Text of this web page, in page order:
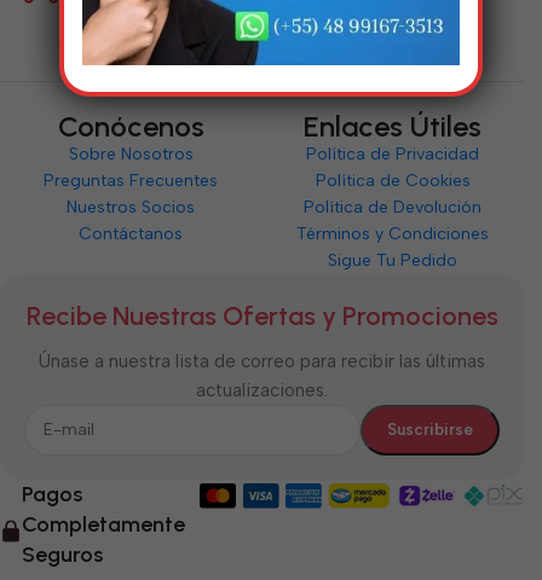
Conócenos
Sobre Nosotros
Preguntas Frecuentes
Nuestros Socios
Contáctanos
Enlaces Útiles
Política de Privacidad
Política de Cookies
Política de Devolución
Términos y Condiciones
Sigue Tu Pedido
Recibe Nuestras Ofertas y Promociones
Únase a nuestra lista de correo para recibir las últimas
actualizaciones.
Pagos
Completamente
Seguros